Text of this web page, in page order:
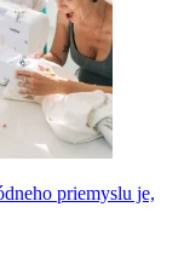
priemyslu je,